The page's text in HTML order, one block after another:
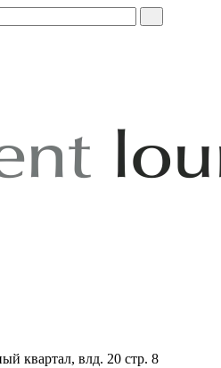
квартал, влд. 20 стр. 8